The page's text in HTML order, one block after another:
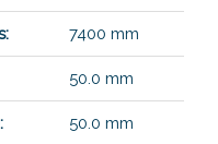
7400 mm
50.0 mm
50.0 mm